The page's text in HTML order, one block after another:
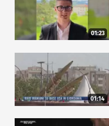
01:23
01:14